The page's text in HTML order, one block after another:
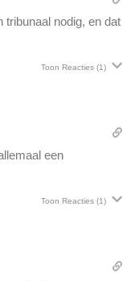
tribunaal nodig, en dat
Toon Reacties (1)
een
Toon Reacties (1)